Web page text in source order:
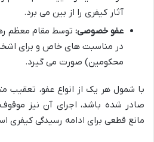
آثار کیفری را از بین می برد.
عفو خصوصی: توسط مقام معظم
در مناسبت های خاص و برای
محکومین) صورت می گیرد.
با شمول هر یک از انواع عفو، تعقیب
صادر شده باشد، اجرای آن نیز
مانع قطعی برای ادامه رسیدگی کیفری